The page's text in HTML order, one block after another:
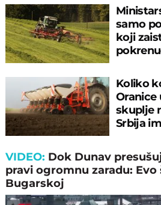
samo
koji
Koliko
Oranice
skuplje
Srbija
VIDEO: Dok Dunav
pravi ogromnu zaradu: Evo
Bugarskoj